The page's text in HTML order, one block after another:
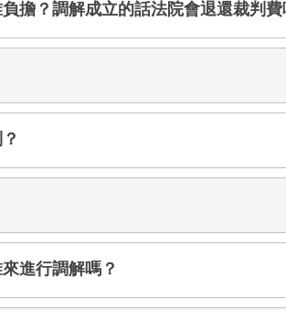
擔？調解成立的話法院會退還裁判費
進行調解嗎？